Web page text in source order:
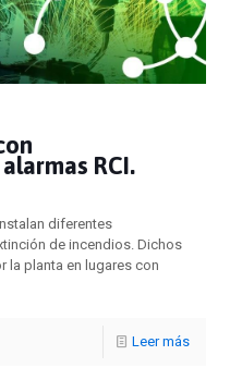
RCI.
diferentes
de incendios. Dichos
la planta en lugares con
Leer más